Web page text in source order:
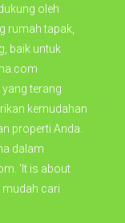
oleh
rumah tapak,
baik untuk
terang
kemudahan
properti Anda.
dalam
'It is about
mudah cari